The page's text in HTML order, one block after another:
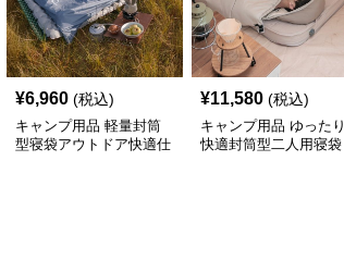
¥6,960 (税込)
キャンプ用品 軽量封筒
型寝袋アウトドア快適仕
¥11,580 (税込)
キャンプ用品 ゆったり
快適封筒型二人用寝袋